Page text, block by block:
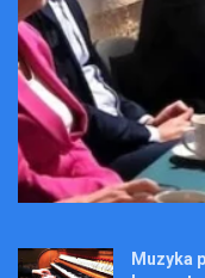
Muzyka